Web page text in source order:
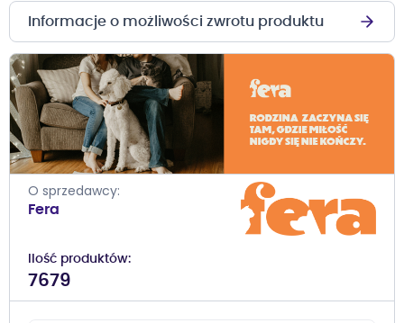
Informacje o możliwości zwrotu produktu
O sprzedawcy
Fera
Ilość produktów
7679